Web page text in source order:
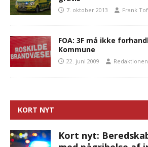
7. oktober 2013 Frank
FOA: 3F må ikke
Kommune
22. juni 2009 Redaktionen
KORT NYT
Kort nyt: